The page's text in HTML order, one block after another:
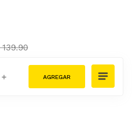
139.90
＋